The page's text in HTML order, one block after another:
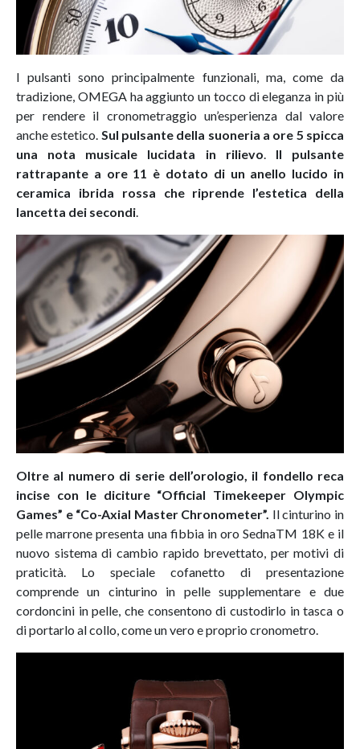
I pulsanti sono principalmente funzionali, ma, come da
tradizione, OMEGA ha aggiunto un tocco di eleganza in più
per rendere il cronometraggio un’esperienza dal valore
anche estetico. Sul pulsante della suoneria a ore 5 spicca
una nota musicale lucidata in rilievo
Il pulsante
rattrapante a ore 11 è dotato di un anello lucido in
ceramica ibrida rossa che riprende l’estetica della
lancetta dei secondi
Oltre al numero di serie dell’orologio, il fondello reca
incise con le diciture “Official Timekeeper Olympic
Games” e “Co-Axial Master Chronometer”. Il cinturino in
pelle marrone presenta una fibbia in oro SednaTM 18K e il
nuovo sistema di cambio rapido brevettato, per motivi di
praticità. Lo speciale cofanetto di presentazione
comprende un cinturino in pelle supplementare e due
cordoncini in pelle, che consentono di custodirlo in tasca o
di portarlo al collo, come un vero e proprio cronometro.